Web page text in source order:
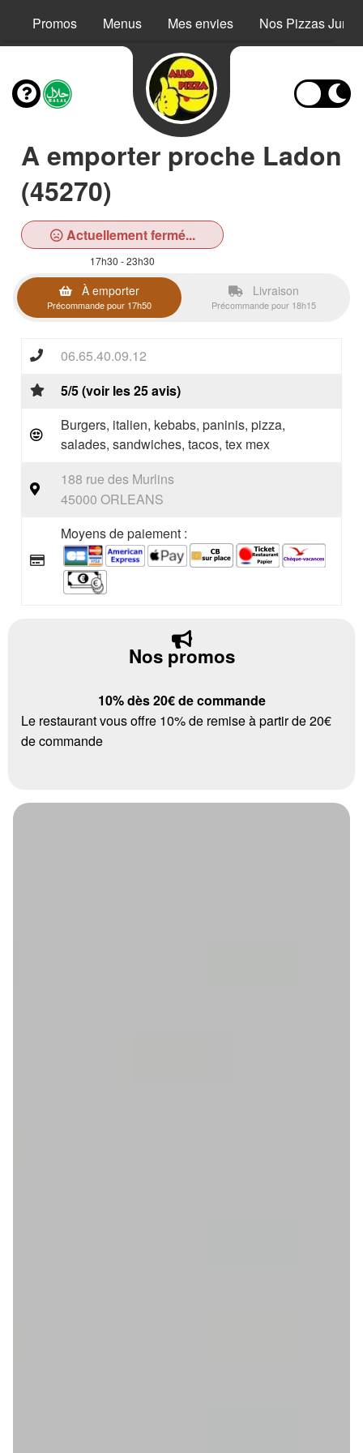
Promos Menus Mes envies Nos Pizzas Junior
A emporter proche Ladon
(45270)
Actuellement fermé...
17h30 - 23h30
À emporter
Précommande pour 17h50
Livraison
Précommande pour 18h15
06.65.40.09.12
5/5 (voir les 25 avis)
Burgers, italien, kebabs, paninis, pizza,
salades, sandwiches, tacos, tex mex
188 rue des Murlins
45000 ORLEANS
Moyens de paiement :
Nos promos
10% dès 20€ de commande
Le restaurant vous offre 10% de remise à partir de 20€
de commande